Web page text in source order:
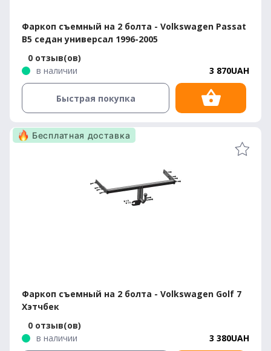
Фаркоп съемный на 2 болта - Volkswagen Passat
B5 седан универсал 1996-2005
0 отзыв(ов)
в наличии
3 870UAH
Быстрая покупка
Фаркоп съемный на 2 болта - Volkswagen Golf 7
Хэтчбек
0 отзыв(ов)
в наличии
3 380UAH
Бесплатная доставка